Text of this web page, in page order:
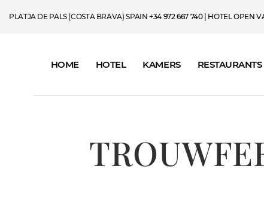
PLATJA DE PALS (COSTA BRAVA) SPAIN+34 972 667 740| HOTEL OPEN
HOME HOTEL KAMERS RESTAURANTS